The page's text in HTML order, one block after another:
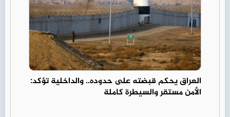
العراق يحكم قبضته على حدوده.. والداخلية تؤكد:
الأمن مستقر والسيطرة كاملة